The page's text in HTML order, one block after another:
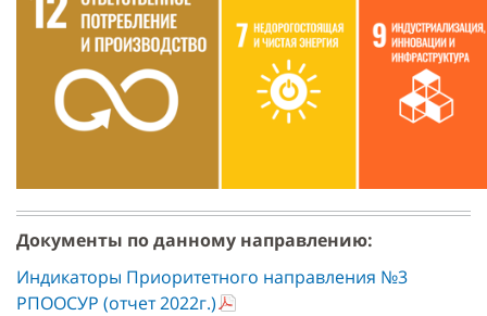
Документы по данному направлению:
Индикаторы Приоритетного направления №3
РПООСУР (отчет 2022г.)